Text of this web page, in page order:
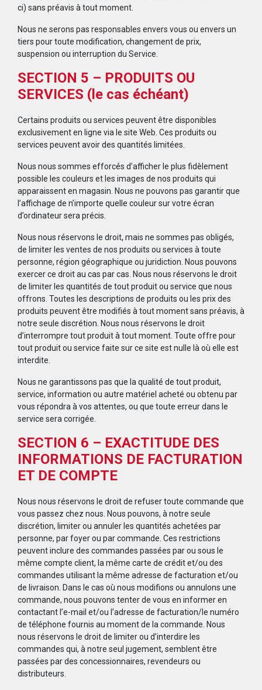
ci) sans préavis à tout moment.
Nous ne serons pas responsables envers vous ou envers un
tiers pour toute modification, changement de prix,
suspension ou interruption du Service.
SECTION 5 – PRODUITS OU
SERVICES (le cas échéant)
Certains produits ou services peuvent être disponibles
exclusivement en ligne via le site Web. Ces produits ou
services peuvent avoir des quantités limitées.
Nous nous sommes efforcés d’afficher le plus fidèlement
possible les couleurs et les images de nos produits qui
apparaissent en magasin. Nous ne pouvons pas garantir que
l’affichage de n’importe quelle couleur sur votre écran
d’ordinateur sera précis.
Nous nous réservons le droit, mais ne sommes pas obligés,
de limiter les ventes de nos produits ou services à toute
personne, région géographique ou juridiction. Nous pouvons
exercer ce droit au cas par cas. Nous nous réservons le droit
de limiter les quantités de tout produit ou service que nous
offrons. Toutes les descriptions de produits ou les prix des
produits peuvent être modifiés à tout moment sans préavis, à
notre seule discrétion. Nous nous réservons le droit
d’interrompre tout produit à tout moment. Toute offre pour
tout produit ou service faite sur ce site est nulle là où elle est
interdite.
Nous ne garantissons pas que la qualité de tout produit,
service, information ou autre matériel acheté ou obtenu par
vous répondra à vos attentes, ou que toute erreur dans le
service sera corrigée.
SECTION 6 – EXACTITUDE DES
INFORMATIONS DE FACTURATION
ET DE COMPTE
Nous nous réservons le droit de refuser toute commande que
vous passez chez nous. Nous pouvons, à notre seule
discrétion, limiter ou annuler les quantités achetées par
personne, par foyer ou par commande. Ces restrictions
peuvent inclure des commandes passées par ou sous le
même compte client, la même carte de crédit et/ou des
commandes utilisant la même adresse de facturation et/ou
de livraison. Dans le cas où nous modifions ou annulons une
commande, nous pouvons tenter de vous en informer en
contactant l’e-mail et/ou l’adresse de facturation/le numéro
de téléphone fournis au moment de la commande. Nous
nous réservons le droit de limiter ou d’interdire les
commandes qui, à notre seul jugement, semblent être
passées par des concessionnaires, revendeurs ou
distributeurs.